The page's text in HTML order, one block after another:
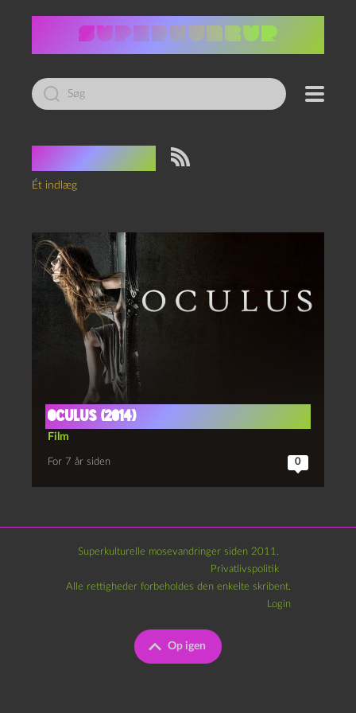
Led
efter:
Tag:spejl
Ét indlæg
Oculus (2014)
Film
For 7 år siden 0
Superkulturelle mosevandringer siden 2011.
Privatlivspolitik
Op igen
Alle rettigheder forbeholdes den enkelte skribent.
Login